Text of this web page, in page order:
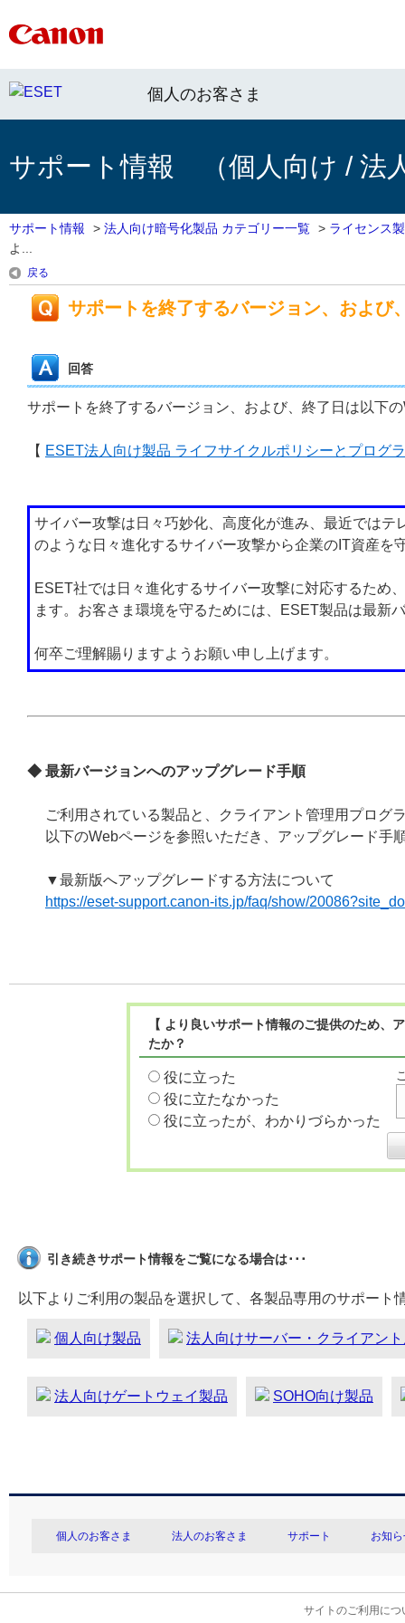
個人のお客さま
サポート情報 （個人向け / 法
サポート情報 > 法人向け暗号化製品 カテゴリー一覧 > ライセンス
よ...
戻る
サポートを終了するバージョン、および
回答
サポートを終了するバージョン、および、終了日は以下
【 ESET法人向け製品 ライフサイクルポリシーとプログ
サイバー攻撃は日々巧妙化、高度化が進み、最近では
のような日々進化するサイバー攻撃から企業のIT資産
ESET社では日々進化するサイバー攻撃に対応するため
ます。お客さま環境を守るためには、ESET製品は最新
何卒ご理解賜りますようお願い申し上げます。
◆ 最新バージョンへのアップグレード手順
ご利用されている製品と、クライアント管理用プログ
以下のWebページを参照いただき、アップグレード
▼最新版へアップグレードする方法について
https://eset-support.canon-its.jp/faq/show/
【 より良いサポート情報のご提供のため
たか？
役に立った
役に立たなかった
役に立ったが、わかりづらかった
引き続きサポート情報をご覧になる場合は･･･
以下よりご利用の製品を選択して、各製品専用のサポート
個人向け製品 法人向けサーバー・クライアン
法人向けゲートウェイ製品 SOHO向け製品
個人のお客さま 法人のお客さま サポート お知
サイトのご利用につ